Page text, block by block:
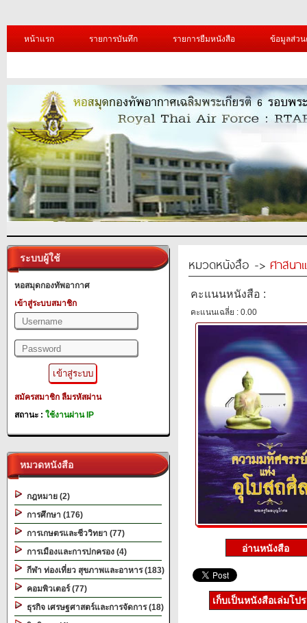
หน้าแรก รายการบันทึก รายการยืมหนังสือ ข้อมูลส่ว
ระบบผู้ใช้
หอสมุดกองทัพอากาศ
เข้าสู่ระบบสมาชิก
สมัครสมาชิก ลืมรหัสผ่าน
สถานะ : ใช้งานผ่าน IP
หมวดหนังสือ
กฎหมาย (2)
การศึกษา (176)
การเกษตรและชีววิทยา (77)
การเมืองและการปกครอง (4)
กีฬา ท่องเที่ยว สุขภาพและอาหาร (183)
คอมพิวเตอร์ (77)
ธุรกิจ เศรษฐศาสตร์และการจัดการ (18)
หมวดหนังสือ -> ศาสนา
คะแนนหนังสือ :
คะแนนเฉลี่ย : 0.00
เก็บเป็นหนังสือเล่มโป